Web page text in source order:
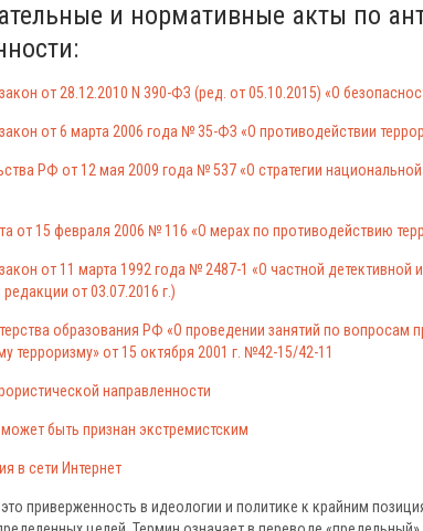
и нормативные акты по
от 28.12.2010 N 390-ФЗ (ред. от 05.10.2015) «О
от 6 марта 2006 года № 35-ФЗ «О противодействии
РФ от 12 мая 2009 года № 537 «О стратегии
от 15 февраля 2006 № 116 «О мерах по противодействию
от 11 марта 1992 года № 2487-1 «О частной детективной
от 03.07.2016 г.)
образования РФ «О проведении занятий по вопросам
терроризму» от 15 октября 2001 г. №42-15/42-11
направленности
может быть признан экстремистским
в сети Интернет
приверженность в идеологии и политике к крайним